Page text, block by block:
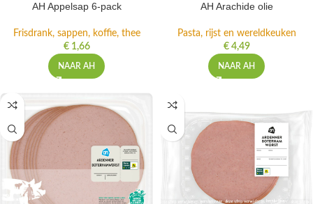
AH Appelsap 6-pack
Frisdrank, sappen, koffie, thee
€1,66
NAAR AH
AH Arachide olie
Pasta, rijst en wereldkeuken
€4,49
NAAR AH